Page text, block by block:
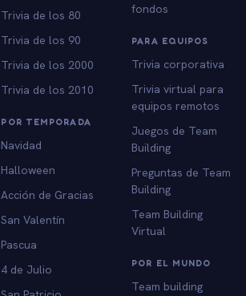
Trivia de los 80
Trivia de los 90
Trivia de los 2000
Trivia de los 2010
POR TEMPORADA
Navidad
Halloween
Acción de Gracias
San Valentín
Pascua
4 de Julio
fondos
PARA EQUIPOS
Trivia corporativa
Trivia virtual para
equipos remotos
Juegos de Team
Building
Preguntas de Team
Building
Team Building
Virtual
POR EL MUNDO
Team building